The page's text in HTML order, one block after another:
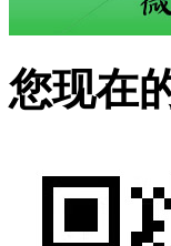
您现在